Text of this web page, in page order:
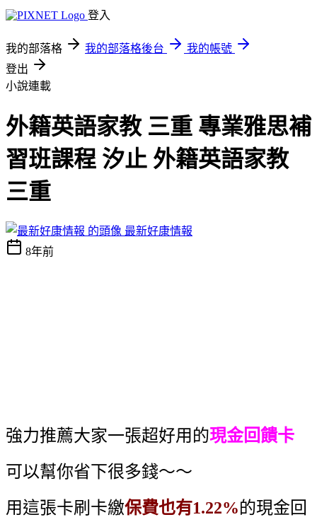
登入
我的部落格 我的部落格後台
我的帳號
登出
小說連載
外籍英語家教 三重 專業雅思補
習班課程 汐止 外籍英語家教
三重
最新好康情報
8年前
強力推薦大家一張超好用的現金回饋卡
可以幫你省下很多錢～～
用這張卡刷卡繳保費也有1.22%的現金回